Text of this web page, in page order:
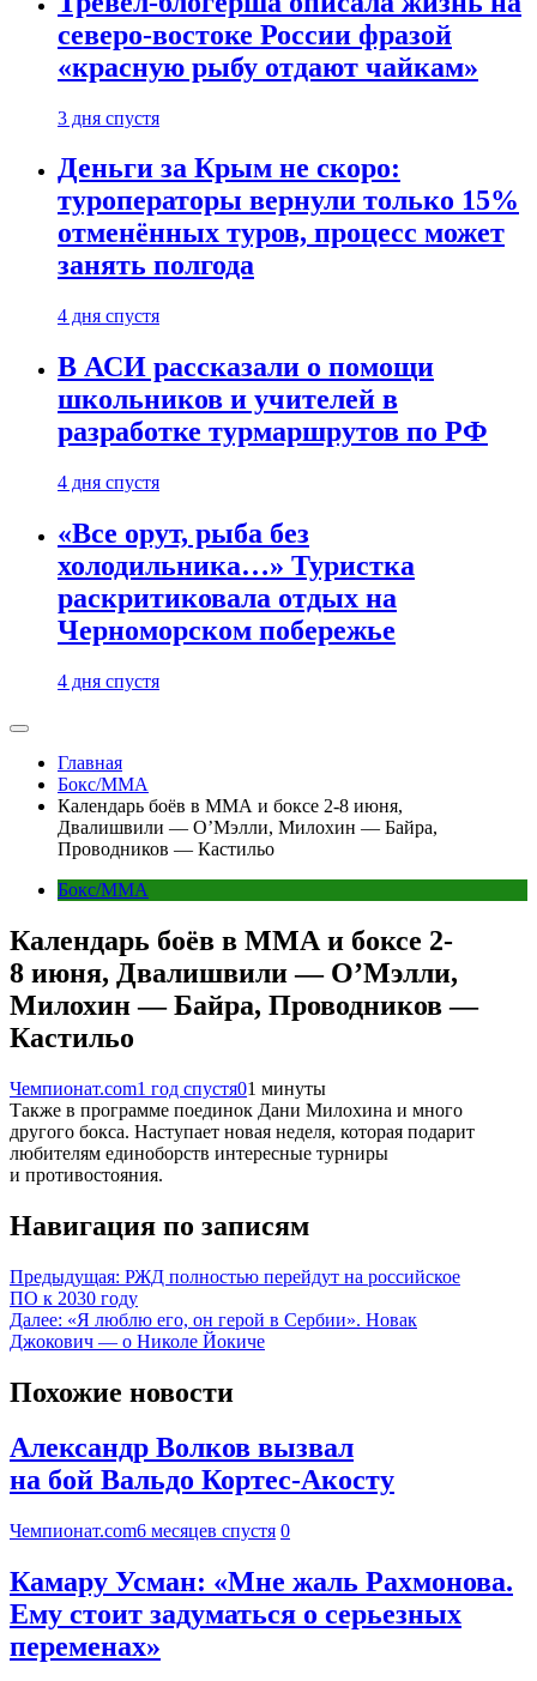
северо-востоке России фразой
«красную рыбу отдают чайкам»
3 дня спустя
Деньги за Крым не скоро:
туроператоры вернули только 15%
отменённых туров, процесс может
занять полгода
4 дня спустя
В АСИ рассказали о помощи
школьников и учителей в
разработке турмаршрутов по РФ
4 дня спустя
«Все орут, рыба без
холодильника…» Туристка
раскритиковала отдых на
Черноморском побережье
4 дня спустя
Главная
Бокс/MMA
Календарь боёв в ММА и боксе 2-8 июня,
Двалишвили — О’Мэлли, Милохин — Байра,
Проводников — Кастильо
Бокс/MMA
Календарь боёв в ММА и боксе 2-
8 июня, Двалишвили — О’Мэлли,
Милохин — Байра, Проводников —
Кастильо
Чемпионат.com1 год спустя01 минуты
Также в программе поединок Дани Милохина и много
другого бокса. Наступает новая неделя, которая подарит
любителям единоборств интересные турниры
и противостояния.
Навигация по записям
Предыдущая: РЖД полностью перейдут на российское
ПО к 2030 году
Далее: «Я люблю его, он герой в Сербии». Новак
Джокович — о Николе Йокиче
Похожие новости
Александр Волков вызвал
на бой Вальдо Кортес-Акосту
Чемпионат.com6 месяцев спустя 0
Камару Усман: «Мне жаль Рахмонова.
Ему стоит задуматься о серьезных
переменах»